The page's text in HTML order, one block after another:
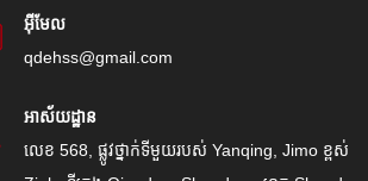
អ៊ីមែល
qdehss@gmail.com
អាស័យដ្ឋាន
លេខ 568, ផ្លូវថ្នាក់ទីមួយរបស់ Yanqing, Jimo ខ្ពស់